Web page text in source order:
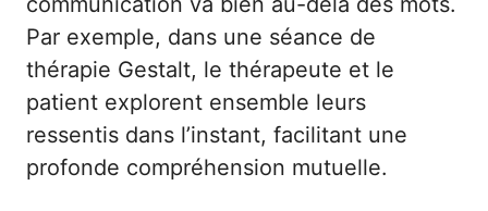
Par exemple, dans une séance de
thérapie Gestalt, le thérapeute et le
patient explorent ensemble leurs
ressentis dans l’instant, facilitant une
profonde compréhension mutuelle.